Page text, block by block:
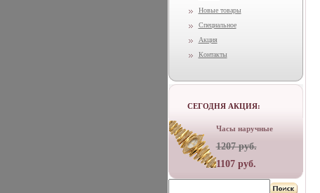
Новые товары
Специальное
Акция
Контакты
СЕГОДНЯ АКЦИЯ:
Часы наручные
1207 руб.
1107 руб.